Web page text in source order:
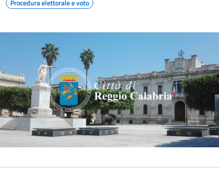
Procedura elettorale e voto